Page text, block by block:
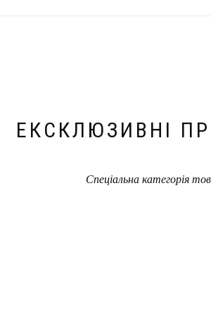
ЕКСКЛЮЗИВНІ
Спеціальна категорія